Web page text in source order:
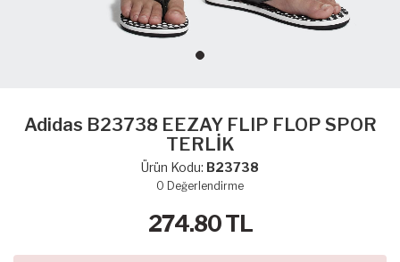
Adidas B23738 EEZAY FLIP FLOP SPOR
TERLİK
Ürün Kodu: B23738
0 Değerlendirme
274.80TL